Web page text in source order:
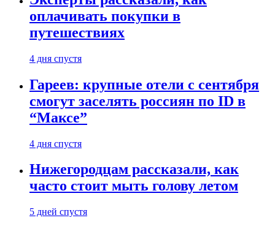
оплачивать покупки в
путешествиях
4 дня спустя
Гареев: крупные отели с сентября
смогут заселять россиян по ID в
“Максе”
4 дня спустя
Нижегородцам рассказали, как
часто стоит мыть голову летом
5 дней спустя